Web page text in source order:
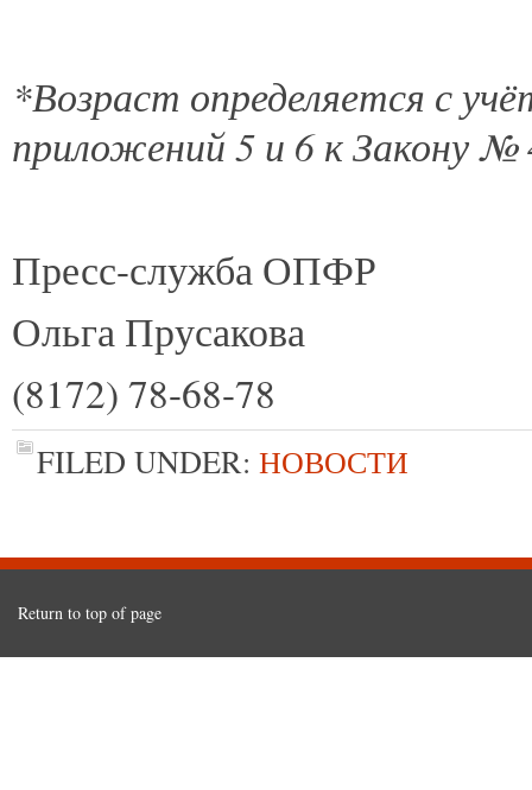
*Возраст определяется с
приложений 5 и 6 к Закону
Пресс-служба ОПФР
Ольга Прусакова
(8172) 78-68-78
FILED UNDER: НОВОСТИ
Return to top of page